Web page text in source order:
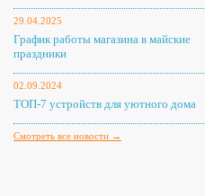
29.04.2025
График работы магазина в майские
праздники
02.09.2024
ТОП-7 устройств для уютного дома
Смотреть все новости →